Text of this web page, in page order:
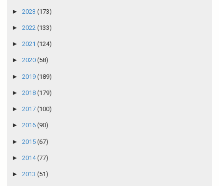
► 2023 (173)
► 2022 (133)
► 2021 (124)
► 2020 (58)
► 2019 (189)
► 2018 (179)
► 2017 (100)
► 2016 (90)
► 2015 (67)
► 2014(77)
► 2013 (51)